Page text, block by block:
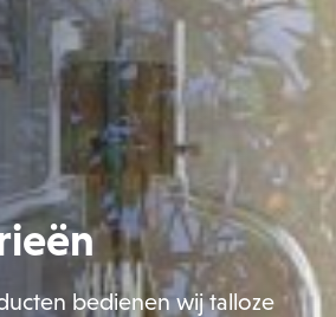
bedienen wij talloze